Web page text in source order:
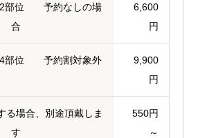
部位 予約なしの場
合
6,600
円
部位 予約割対象外
9,900
円
る場合、別途頂戴しま
す
550円
～